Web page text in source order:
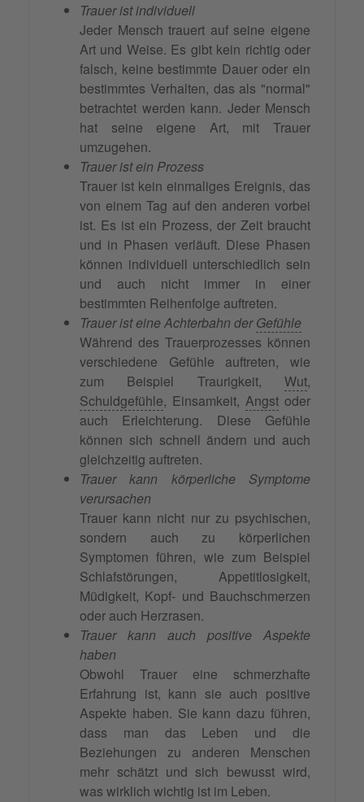
Trauer ist individuell
Jeder Mensch trauert auf seine eigene
Art und Weise. Es gibt kein richtig oder
falsch, keine bestimmte Dauer oder ein
bestimmtes Verhalten, das als "normal"
betrachtet werden kann. Jeder Mensch
hat seine eigene Art, mit Trauer
umzugehen.
Trauer ist ein Prozess
Trauer ist kein einmaliges Ereignis, das
von einem Tag auf den anderen vorbei
ist. Es ist ein Prozess, der Zeit braucht
und in Phasen verläuft. Diese Phasen
können individuell unterschiedlich sein
und auch nicht immer in einer
bestimmten Reihenfolge auftreten.
Trauer ist eine Achterbahn derGefühle
Während des Trauerprozesses können
verschiedene Gefühle auftreten, wie
zum Beispiel Traurigkeit, Wut,
Schuldgefühle, Einsamkeit, Angst oder
auch Erleichterung. Diese Gefühle
können sich schnell ändern und auch
gleichzeitig auftreten.
Trauer kann körperliche Symptome
verursachen
Trauer kann nicht nur zu psychischen,
sondern auch zu körperlichen
Symptomen führen, wie zum Beispiel
Schlafstörungen, Appetitlosigkeit,
Müdigkeit, Kopf- und Bauchschmerzen
oder auch Herzrasen.
Trauer kann auch positive Aspekte
haben
Obwohl Trauer eine schmerzhafte
Erfahrung ist, kann sie auch positive
Aspekte haben. Sie kann dazu führen,
dass man das Leben und die
Beziehungen zu anderen Menschen
mehr schätzt und sich bewusst wird,
was wirklich wichtig ist im Leben.